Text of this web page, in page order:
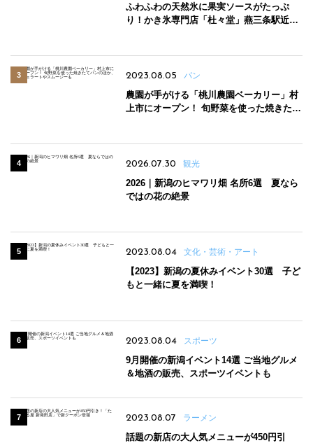
ふわふわの天然氷に果実ソースがたっぷ
り！かき氷専門店「杜々堂」燕三条駅近く
2023.08.05 パン
農園が手がける「桃川農園ベーカリー」村
上市にオープン！ 旬野菜を使った焼きたて
2026.07.30 観光
2026｜新潟のヒマワリ畑 名所6選 夏なら
ではの花の絶景
2023.08.04 文化・芸術・アート
【2023】新潟の夏休みイベント30選 子ど
もと一緒に夏を満喫！
2023.08.04 スポーツ
9月開催の新潟イベント14選 ご当地グルメ
＆地酒の販売、スポーツイベントも
2023.08.07 ラーメン
話題の新店の大人気メニューが450円引